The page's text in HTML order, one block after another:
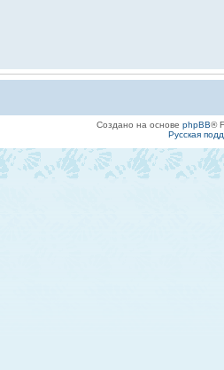
Создано на основе phpBB®
Русская